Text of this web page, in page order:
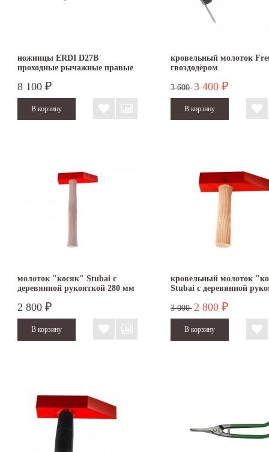
ножницы ERDI D27B
проходные рычажные правые
8 100 ₽
кровельный молоток
гвоздодёром
3 600 3 400 ₽
молоток "косяк" Stubai с
деревянной рукояткой 280 мм
2 800 ₽
кровельный молоток
Stubai с деревянной
3 000 2 800 ₽